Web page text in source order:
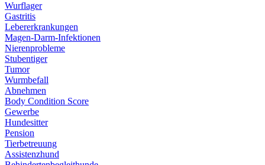
Wurflager
Gastritis
Lebererkrankungen
Magen-Darm-Infektionen
Nierenprobleme
Stubentiger
Tumor
Wurmbefall
Abnehmen
Body Condition Score
Gewerbe
Hundesitter
Pension
Tierbetreuung
Assistenzhund